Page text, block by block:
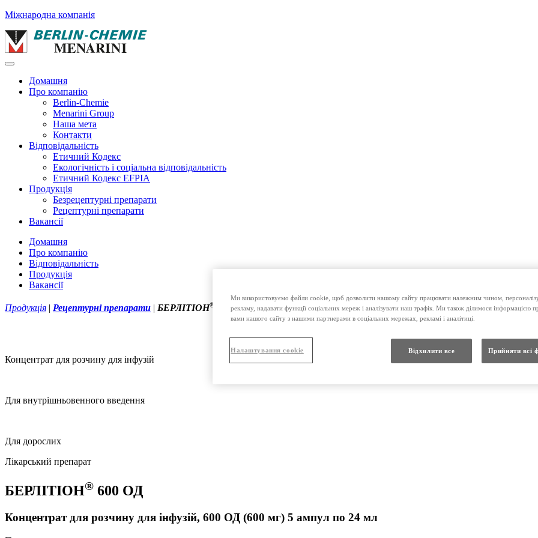
Міжнародна компанія
Домашня
Про компанію
Berlin-Chemie
Menarini Group
Наша мета
Контакти
Відповідальність
Етичний Кодекс
Екологічність і соціальна відповідальність
Етичний Кодекс EFPIA
Продукція
Безрецептурні препарати
Рецептурні препарати
Вакансії
Домашня
Про компанію
Відповідальність
Продукція
Вакансії
Продукція | Рецептурні препарати | БЕРЛІТІОН® 600 ОД концентрат для розчину для інфузій, 600 од (600 мг) 5 ампул по 24
Концентрат для розчину для інфузій
Для внутрішньовенного введення
Для дорослих
Лікарський препарат
БЕРЛІТІОН® 600 ОД
Концентрат для розчину для інфузій, 600 ОД (600 мг) 5 ампул по 24 мл
Ми використовуємо файли cookie, щоб дозволити нашому сайту працювати належним чином,
рекламу, надавати функції соціальних мереж і аналізувати наш трафік. Ми також ділимося інформацією
вами нашого сайту з нашими партнерами в соціальних мережах, рекламі і аналітиці.
Відхилити все Прийняти всі
Налаштування cookie